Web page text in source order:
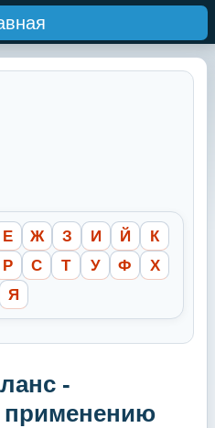
Е Ж З И Й
К
Р С Т У Ф
Х
Я
-
применению